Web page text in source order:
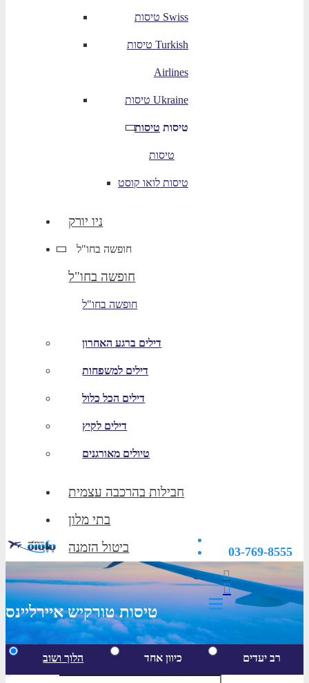
טיסות Swiss
טיסות Turkish
Airlines
טיסות Ukraine
טיסות טיסות
טיסות
טיסות לואו קוסט
ניו יורק
חופשה בחו"ל
חופשה בחו"ל
חופשה בחו"ל
דילים ברגע האחרון
דילים למשפחות
דילים הכל כלול
דילים לקיץ
טיולים מאורגנים
חבילות בהרכבה עצמית
בתי מלון
ביטול הזמנה
03-769-8555
טיסות טורקיש איירליינס
הלוך ושוב כיוון אחד רב יעדים